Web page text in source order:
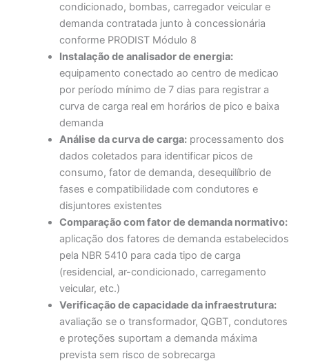
condicionado, bombas, carregador veicular e
demanda contratada junto à concessionária
conforme PRODIST Módulo 8
Instalação de analisador de energia:
equipamento conectado ao centro de medicao
por período mínimo de 7 dias para registrar a
curva de carga real em horários de pico e baixa
demanda
Análise da curva de carga: processamento dos
dados coletados para identificar picos de
consumo, fator de demanda, desequilíbrio de
fases e compatibilidade com condutores e
disjuntores existentes
Comparação com fator de demanda normativo:
aplicação dos fatores de demanda estabelecidos
pela NBR 5410 para cada tipo de carga
(residencial, ar-condicionado, carregamento
veicular, etc.)
Verificação de capacidade da infraestrutura:
avaliação se o transformador, QGBT, condutores
e proteções suportam a demanda máxima
prevista sem risco de sobrecarga